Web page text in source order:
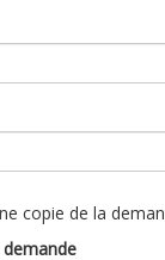
copie de la